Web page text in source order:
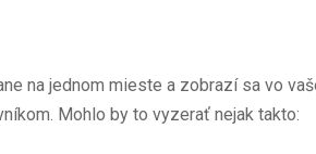
na jednom mieste a zobrazí sa vo
Mohlo by to vyzerať nejak takto: